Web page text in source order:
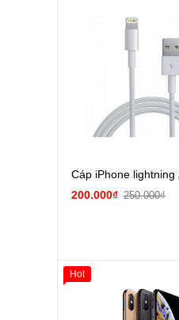
Cáp iPhone lightning
200.000₫ 250.000₫
Giảm 100.000đ
Hot